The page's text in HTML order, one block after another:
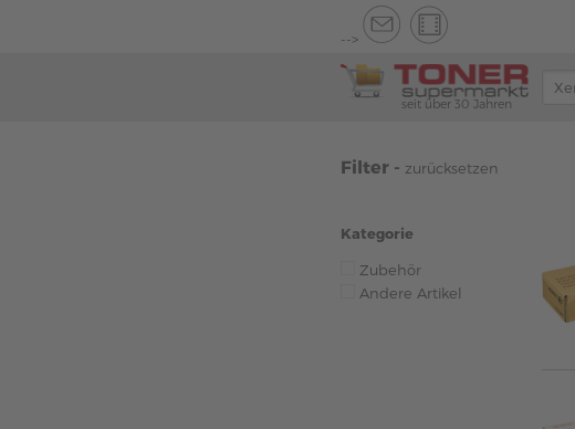
-->
seit über 30 Jahren
Filter - zurücksetzen
Kategorie
Zubehör
Andere Artikel